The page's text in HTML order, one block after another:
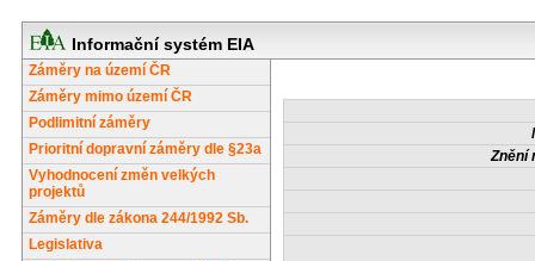
Informační systém EIA
Záměry na území ČR
Záměry mimo území ČR
Podlimitní záměry
Prioritní dopravní záměry dle §23a
Vyhodnocení změn velkých
projektů
Záměry dle zákona 244/1992 Sb.
Legislativa
Znění